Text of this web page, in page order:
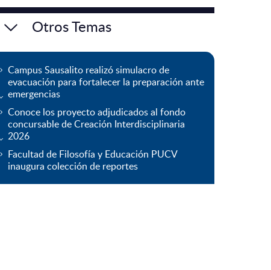
Otros Temas
Campus Sausalito realizó simulacro de
evacuación para fortalecer la preparación ante
emergencias
Conoce los proyecto adjudicados al fondo
concursable de Creación Interdisciplinaria
2026
Facultad de Filosofía y Educación PUCV
inaugura colección de reportes